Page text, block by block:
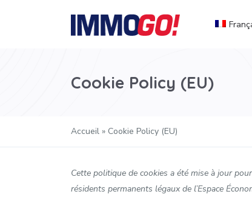
Cookie Policy (EU)
Accueil » Cookie Policy (EU)
Cette politique de cookies a été mise à jour
résidents permanents légaux de l’Espace